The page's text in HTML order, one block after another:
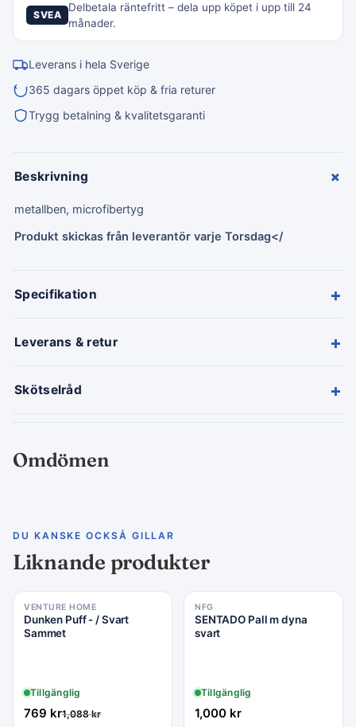
SVEA
Delbetala räntefritt – dela upp köpet i upp till 24
månader.
Leverans i hela Sverige
365 dagars öppet köp & fria returer
Trygg betalning & kvalitetsgaranti
Beskrivning +
metallben, microfibertyg
Produkt skickas från leverantör varje Torsdag</
Specifikation +
Leverans & retur +
Skötselråd +
Omdömen
DU KANSKE OCKSÅ GILLAR
Liknande produkter
Rea −29%
VENTURE HOME
Dunken Puff - / Svart
Sammet
Tillgänglig
769 kr1,088kr
NFG
SENTADO Pall m dyna
svart
Tillgänglig
1,000 kr